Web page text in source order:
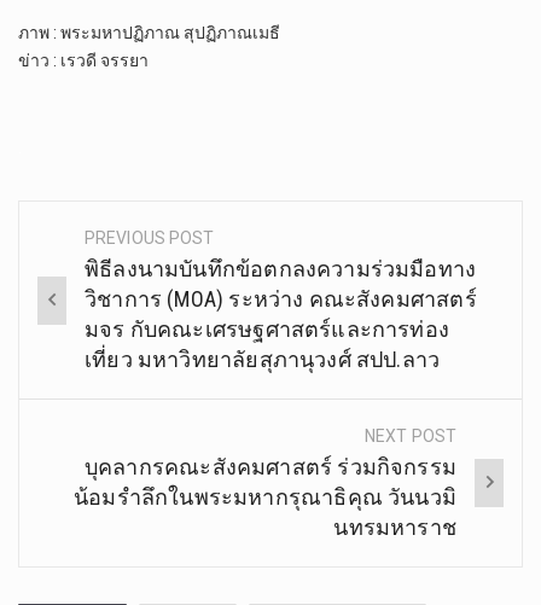
ภาพ : พระมหา​ปฏิภาณ​ สุ​ปฏิภาณ​เมธี
ข่าว : เรวดี จรรยา
Post
navigation
PREVIOUS POST
พิธีลงนามบันทึกข้อตกลงความร่วมมือทาง
วิชาการ (MOA) ระหว่าง คณะสังคมศาสตร์
มจร กับคณะเศรษฐศาสตร์และการท่อง
เที่ยว มหาวิทยาลัยสุภานุวงศ์ สปป.ลาว
NEXT POST
บุคลากรคณะสังคมศาสตร์​ ร่วมกิจกรรม​
น้อมรำลึกในพระมหากรุณาธิคุณ วันนวมิ
นทรมหาราช